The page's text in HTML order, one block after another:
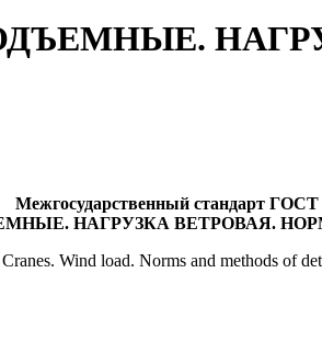
Межгосударственный стандарт ГОСТ
НАГРУЗКА ВЕТРОВАЯ.
Cranes. Wind load. Norms and methods of